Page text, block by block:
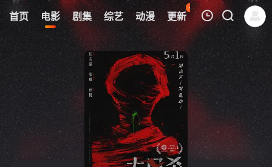
首页 电影 剧集 综艺 动漫 更新
41
热榜 APP
我的观影记录
暂无观看影片的记录